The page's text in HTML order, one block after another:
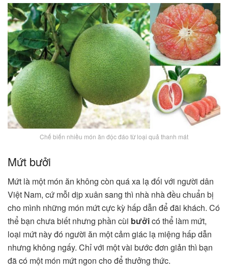
Chế biến nhiều món ăn độc đáo từ loại quả thanh mát
Mứt bưởi
Mứt là một món ăn không còn quá xa lạ đối với người dân
Việt Nam, cứ mỗi dịp xuân sang thì nhà nhà đều chuẩn bị
cho mình những món mứt cực kỳ hấp dẫn để đãi khách. Có
thể bạn chưa biết nhưng phần cùi bưởicó thể làm mứt,
loại mứt này đó người ăn một cảm giác lạ miệng hấp dẫn
nhưng không ngấy. Chỉ với một vài bước đơn giản thì bạn
đã có một món mứt ngon cho để thưởng thức.